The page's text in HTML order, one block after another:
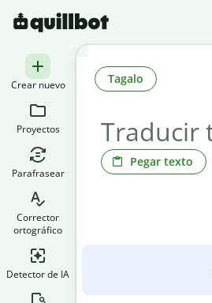
Crear nuevo
Proyectos
Parafrasear
Corrector
ortográfico
Detector de IA
Pegar texto
Tagalo